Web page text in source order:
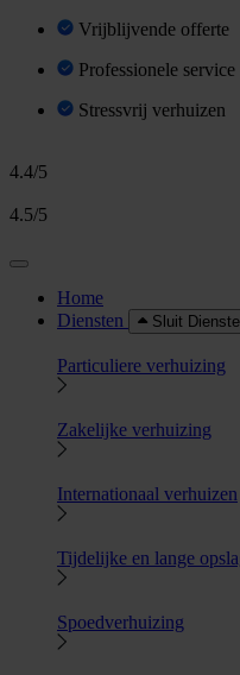
Vrijblijvende offerte
Professionele service
Stressvrij verhuizen
4.4/5
4.5/5
Home
Diensten
Sluit
Particuliere verhuizing
Zakelijke verhuizing
Internationaal verhuizen
Tijdelijke en lange
Spoedverhuizing